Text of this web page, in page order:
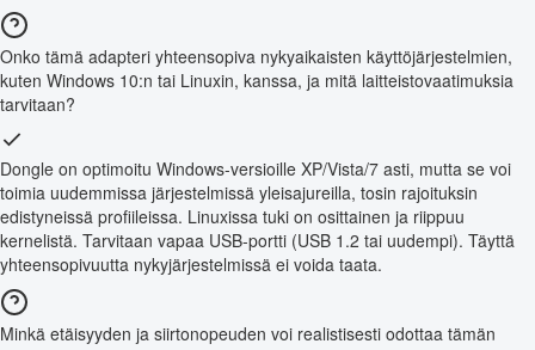
Onko tämä adapteri yhteensopiva nykyaikaisten käyttöjärjestelmien,
kuten Windows 10:n tai Linuxin, kanssa, ja mitä laitteistovaatimuksia
tarvitaan?
Dongle on optimoitu Windows-versioille XP/Vista/7 asti, mutta se voi
toimia uudemmissa järjestelmissä yleisajureilla, tosin rajoituksin
edistyneissä profiileissa. Linuxissa tuki on osittainen ja riippuu
kernelistä. Tarvitaan vapaa USB-portti (USB 1.2 tai uudempi). Täyttä
yhteensopivuutta nykyjärjestelmissä ei voida taata.
Minkä etäisyyden ja siirtonopeuden voi realistisesti odottaa tämän